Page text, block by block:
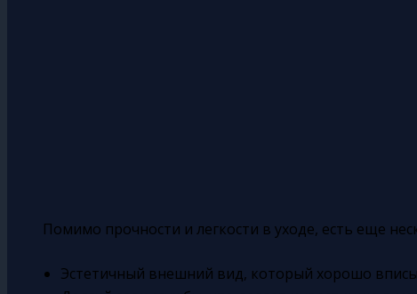
Помимо прочности и легкости в уходе, есть еще
Эстетичный внешний вид, который хорошо